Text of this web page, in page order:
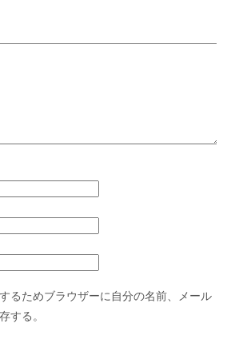
るためブラウザーに自分の名前、メール
する。